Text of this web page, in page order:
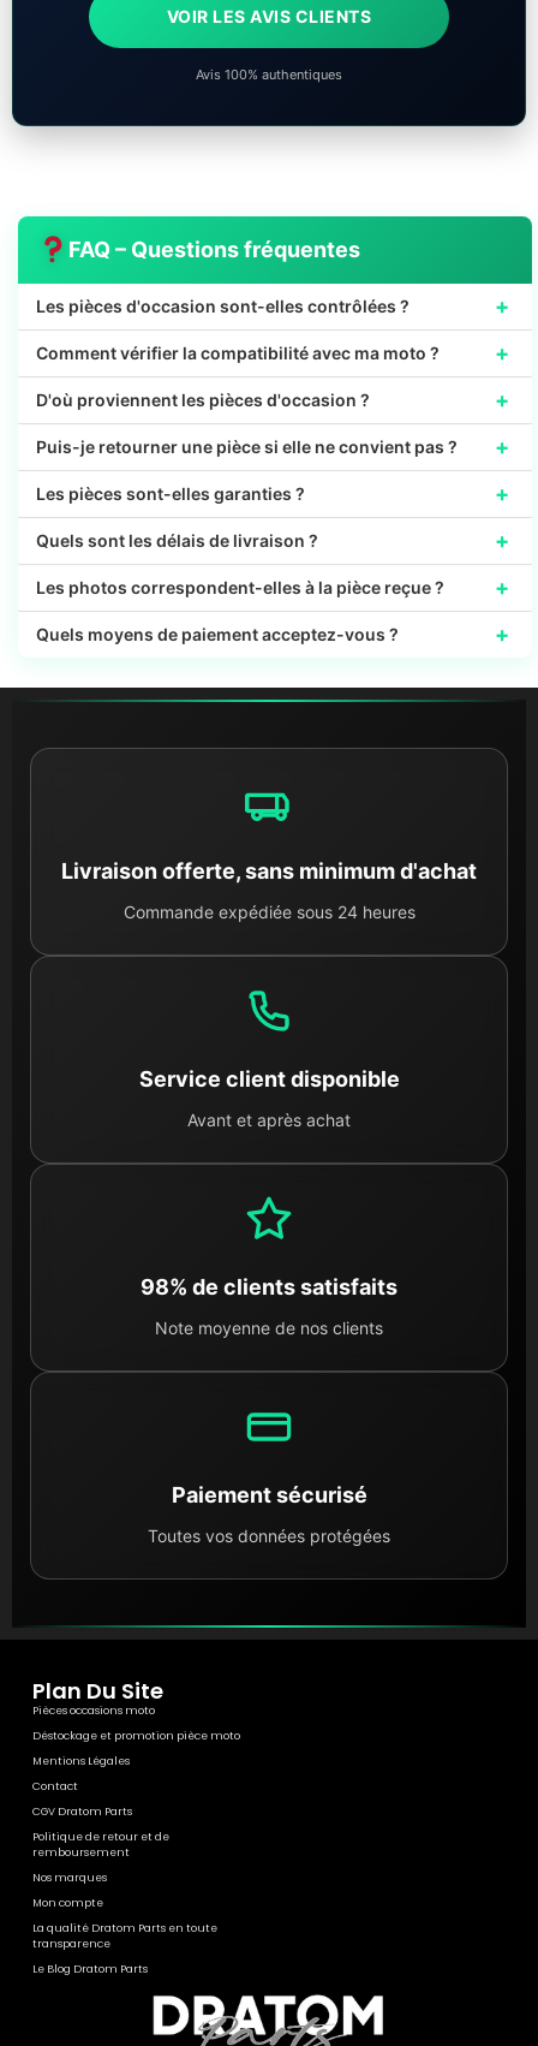
VOIR LES AVIS CLIENTS
Avis 100% authentiques
FAQ – Questions fréquentes
Les pièces d'occasion sont-elles contrôlées ? +
Comment vérifier la compatibilité avec ma moto ? +
D'où proviennent les pièces d'occasion ? +
Puis-je retourner une pièce si elle ne convient pas ? +
Les pièces sont-elles garanties ? +
Quels sont les délais de livraison ? +
Les photos correspondent-elles à la pièce reçue ? +
Quels moyens de paiement acceptez-vous ? +
Livraison offerte, sans minimum d'achat
Commande expédiée sous 24 heures
Service client disponible
Avant et après achat
98% de clients satisfaits
Note moyenne de nos clients
Paiement sécurisé
Toutes vos données protégées
Plan Du Site
Pièces occasions moto
Déstockage et promotion pièce moto
Mentions Légales
Contact
CGV Dratom Parts
Politique de retour et de
remboursement
Nos marques
Mon compte
La qualité Dratom Parts en toute
transparence
Le Blog Dratom Parts